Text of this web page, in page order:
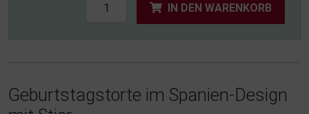
IN DEN WARENKORB
Geburtstagstorte im Spanien-Design